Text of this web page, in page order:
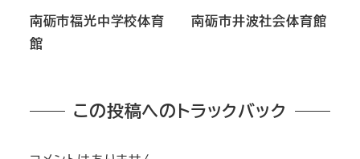
南砺市福光中学校体育
館
南砺市井波社会体育館
この投稿へのトラックバック